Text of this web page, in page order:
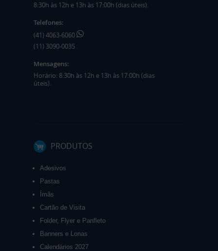
8:30h às 12h e 13h às 17:00h (dias úteis).
Telefones:
(41) 4063-6060
(11) 3090-0035
Mensagens:
Horário: 8:30h às 12h e 13h às 17:00h (dias
úteis).
PRODUTOS
Adesivos
Pastas
Ímãs
Cartão de Visita
Folder, Flyer e Panfleto
Banners e Lonas
Calendários 2027